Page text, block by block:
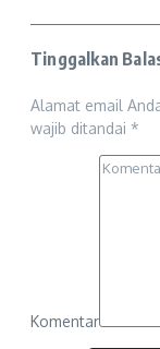
Tinggalkan
Alamat email
wajib ditandai *
Komentar